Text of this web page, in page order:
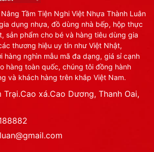
Tầm Tiện Nghi Việt Nhựa Thành Luân
dụng nhựa, đồ dùng nhà bếp, hộp thực
sản phẩm cho bé và hàng tiêu dùng gia
thương hiệu uy tín như Việt Nhật,
hàng nghìn mẫu mã đa dạng, giá sỉ cạnh
hàng toàn quốc, chúng tôi đồng hành
và khách hàng trên khắp Việt Nam.
Trại.Cao xá.Cao Dương, Thanh Oai,